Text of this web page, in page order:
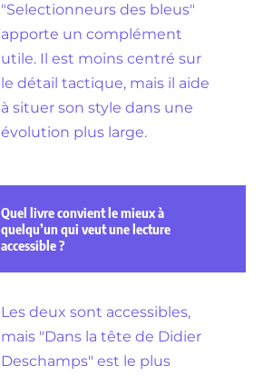
"Selectionneurs des bleus"
apporte un complément
utile. Il est moins centré sur
le détail tactique, mais il aide
à situer son style dans une
évolution plus large.
Quel livre convient le mieux à
quelqu’un qui veut une lecture
accessible ?
Les deux sont accessibles,
mais "Dans la tête de Didier
Deschamps" est le plus